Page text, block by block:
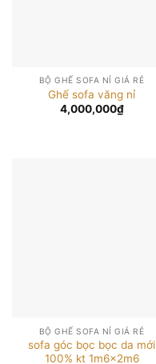
BỘ GHẾ SOFA NỈ GIÁ RẺ
Ghế sofa văng nỉ
4,000,000₫
BỘ GHẾ SOFA NỈ GIÁ RẺ
sofa góc bọc bọc da mới
100% kt 1m6x2m6